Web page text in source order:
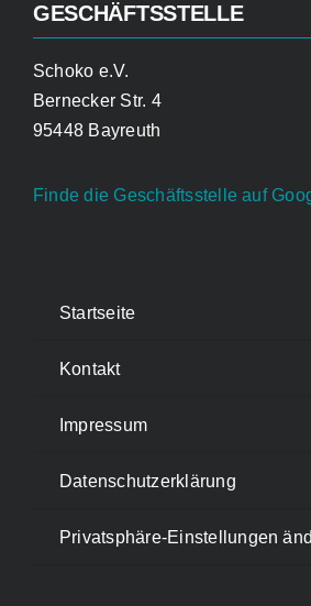
GESCHÄFTSSTELLE
Schoko e.V.
Bernecker Str. 4
95448 Bayreuth
Finde die Geschäftsstelle auf
Startseite
Kontakt
Impressum
Datenschutzerklärung
Privatsphäre-Einstellungen